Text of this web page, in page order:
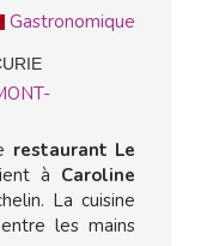
Gastronomique
restaurant Le
à Caroline
La cuisine
les mains